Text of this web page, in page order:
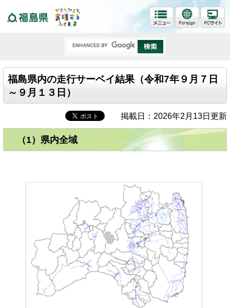
福島県内の走行サーベイ結果（令和7年９月７日
～９月１３日）
掲載日：2026年2月13日更新
（1）県内全域